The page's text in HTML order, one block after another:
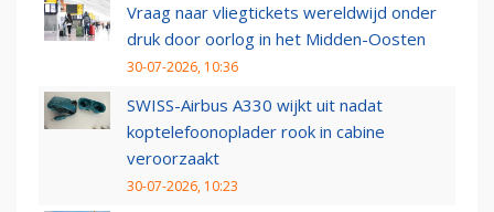
Vraag naar vliegtickets wereldwijd onder
druk door oorlog in het Midden-Oosten
30-07-2026, 10:36
SWISS-Airbus A330 wijkt uit nadat
koptelefoonoplader rook in cabine
veroorzaakt
30-07-2026, 10:23